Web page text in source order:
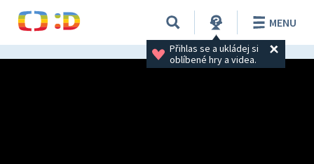
Přihlas se a ukládej si
oblíbené hry a videa.
MENU